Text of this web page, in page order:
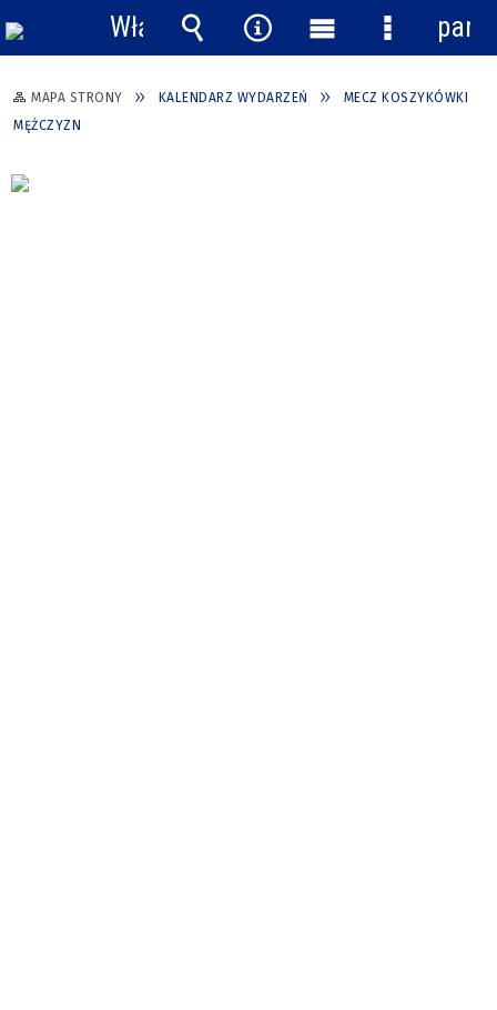
MAPA STRONY KALENDARZ WYDARZEŃ
MECZ KOSZYKÓWKI
MĘŻCZYZN
Włącz
powiadomienia
Wyszukiwarka
Narzędzia
Menu
główne
Menu
panel